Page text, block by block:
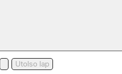
Utolso lap